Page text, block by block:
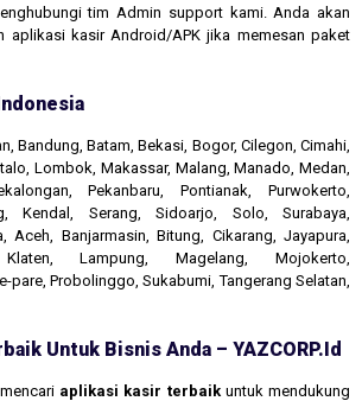
tim Admin support kami. Anda akan
aplikasi kasir Android/APK jika memesan paket
Bandung, Batam, Bekasi, Bogor, Cilegon, Cimahi,
Lombok, Makassar, Malang, Manado, Medan,
Pekanbaru, Pontianak, Purwokerto,
Kendal, Serang, Sidoarjo, Solo, Surabaya,
Aceh, Banjarmasin, Bitung, Cikarang, Jayapura,
Lampung, Magelang, Mojokerto,
pare, Probolinggo, Sukabumi, Tangerang Selatan,
Untuk Bisnis Anda – YAZCORP.id
aplikasi kasir terbaikuntuk mendukung